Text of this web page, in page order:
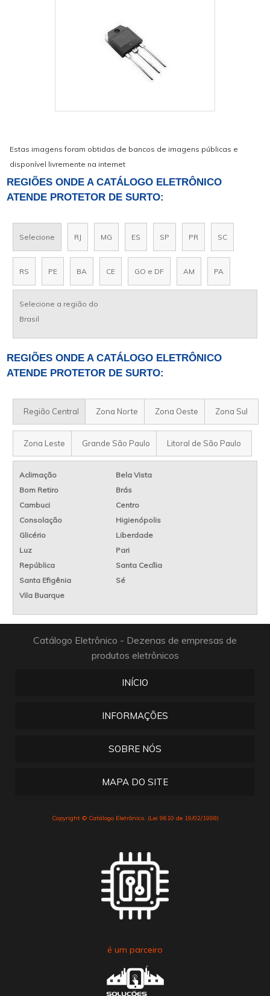
Estas imagens foram obtidas de bancos de imagens públicas e
disponível livremente na internet
REGIÕES ONDE A CATÁLOGO ELETRÔNICO
ATENDE PROTETOR DE SURTO:
Selecione RJ MG ES SP PR SC
RS PE BA CE GO e DF AM PA
Selecione a região do
Brasil
REGIÕES ONDE A CATÁLOGO ELETRÔNICO
ATENDE PROTETOR DE SURTO:
Região Central Zona Norte Zona Oeste Zona Sul
Zona Leste Grande São Paulo Litoral de São Paulo
Aclimação
Bela Vista
Bom Retiro
Brás
Cambuci
Centro
Consolação
Higienópolis
Glicério
Liberdade
Luz
Pari
República
Santa Cecília
Santa Efigênia
Sé
Vila Buarque
Catálogo Eletrônico - Dezenas de empresas de
produtos eletrônicos
INÍCIO
INFORMAÇÕES
SOBRE NÓS
MAPA DO SITE
Copyright © Catálogo Eletrônico. (Lei 9610 de 19/02/1998)
é um parceiro